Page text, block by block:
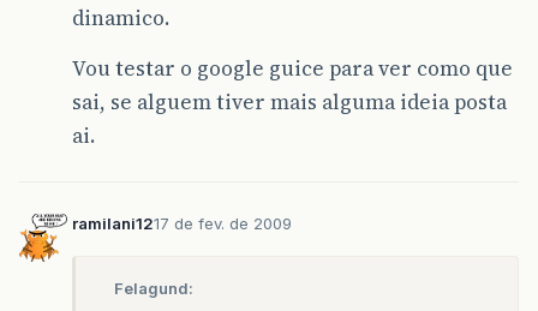
dinamico.
Vou testar o google guice para ver como que
sai, se alguem tiver mais alguma ideia posta
ai.
ramilani1217 de fev. de 2009
Felagund: